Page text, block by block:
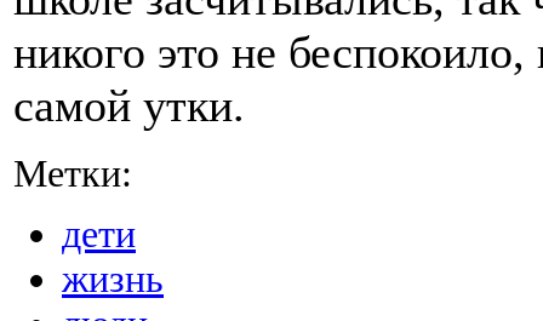
никого это не беспокоило,
самой утки.
Метки:
дети
жизнь